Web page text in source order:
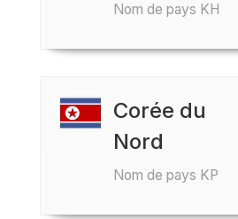
Nom de pays KH
Corée du
Nord
Nom de pays KP